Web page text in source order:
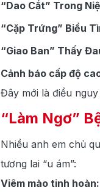
“Dao Cắt” Trong
“Cặp Trứng” Biểu
“Giao Ban” Thấy
Cảnh báo cấp độ
Đây mới là điều
“Làm Ngơ”
Nhiều anh em chủ
tương lai “u ám”:
Viêm mào tinh hoàn: